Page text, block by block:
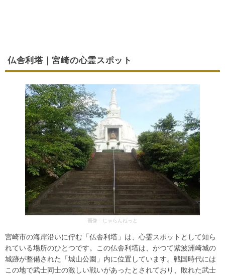
仏舎利塔｜宮崎の心霊スポット
画像：じゃらんねっと
宮崎市の海岸沿いに佇む「仏舎利塔」は、心霊スポットとして知ら
れている場所のひとつです。この仏舎利塔は、かつて紫波洲崎城の
城跡が整備された「城山公園」内に位置しています。戦国時代には
この地で武士同士の激しい戦いがあったとされており、敗れた武士